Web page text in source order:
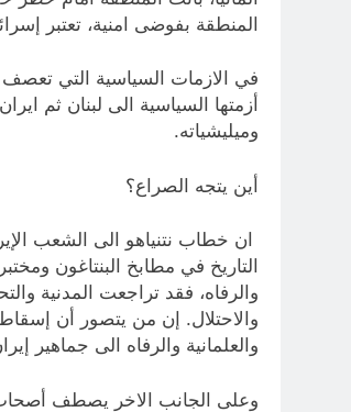
المنطقة بفوضى امنية، تعتبر
في الازمات السياسية التي تعصف
أزمتها السياسية الى لبنان ثم
وميليشياته.
أين يتجه الصراع؟
ان خطاب نتنياهو الى الشعب
التاريخ في مطابخ البنتاغون
والرفاه، فقد تراجعت المدنية
والاحتلال. إن من يتصور أن إسقاط
والعلمانية والرفاه الى جماهير
وعلى الجانب الاخر يصطف أصحاب